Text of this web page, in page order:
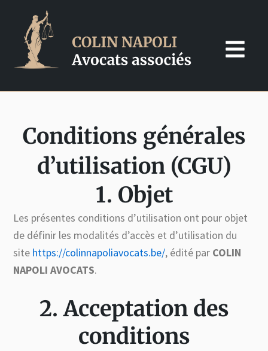
content
Conditions générales
d’utilisation (CGU)
1. Objet
Les présentes conditions d’utilisation ont pour objet
de définir les modalités d’accès et d’utilisation du
site https://colinnapoliavocats.be/, édité par COLIN
NAPOLI AVOCATS.
2. Acceptation des
conditions